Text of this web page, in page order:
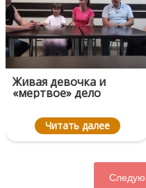
Живая девочка и
«мертвое» дело
Читать далее